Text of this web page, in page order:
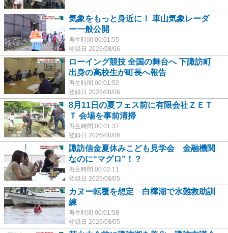
気象をもっと身近に！ 車山気象レーダ
ー一般公開
再生時間 00:01:55
登録日 2026/08/06
ローイング競技 全国の舞台へ 下諏訪町
出身の高校生が町長へ報告
再生時間 00:01:52
登録日 2026/08/06
8月11日の夏フェス前に有限会社ＺＥＴ
Ｔ 会場を事前清掃
再生時間 00:01:37
登録日 2026/08/06
諏訪信金夏休みこども見学会 金融機関
なのに“マグロ”！？
再生時間 00:02:11
登録日 2026/08/05
カヌー転覆を想定 白樺湖で水難救助訓
練
再生時間 00:01:58
登録日 2026/08/05